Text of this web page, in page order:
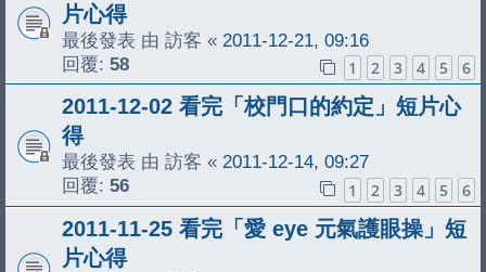
片心得
最後發表 由 訪客 « 2011-12-21, 09:16
回覆: 58 1 2 3 4 5 6
2011-12-02 看完「校門口的約定」短片心
得
最後發表 由 訪客 « 2011-12-14, 09:27
回覆: 56 1 2 3 4 5 6
2011-11-25 看完「愛 eye 元氣護眼操」短
片心得